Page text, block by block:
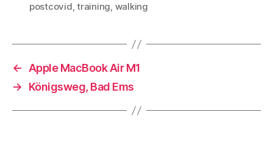
postcovid,training, walking
←
Apple MacBook Air M1
→
Königsweg, Bad Ems